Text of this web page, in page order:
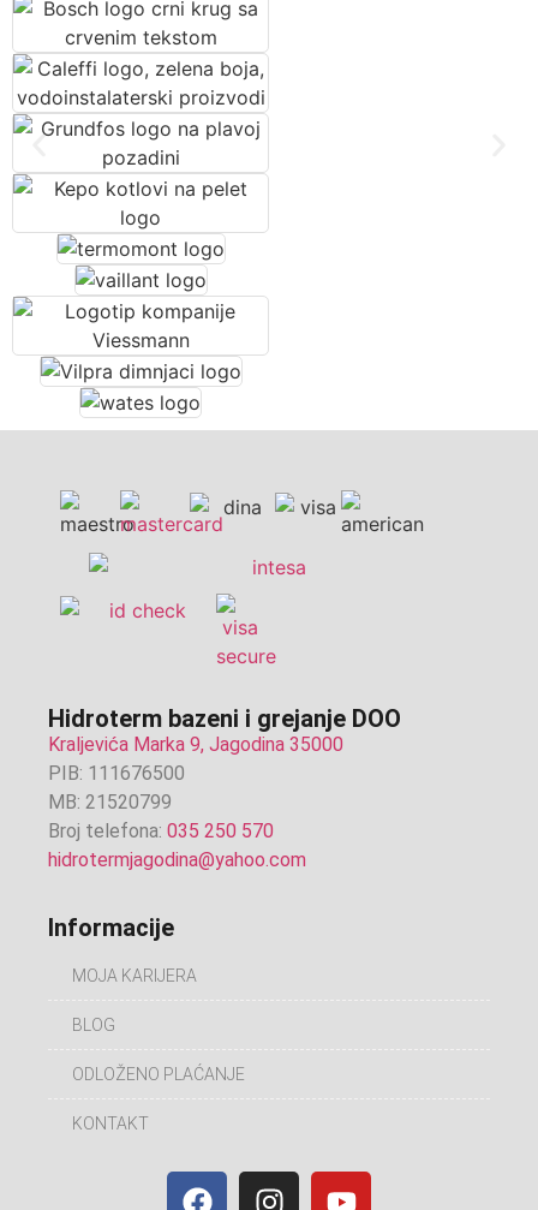
Hidroterm bazeni i grejanje DOO
Kraljevića Marka 9, Jagodina 35000
PIB: 111676500
MB: 21520799
Broj telefona: 035 250 570
hidrotermjagodina@yahoo.com
Informacije
MOJA KARIJERA
BLOG
ODLOŽENO PLAĆANJE
KONTAKT